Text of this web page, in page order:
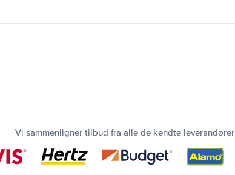
Vi sammenligner tilbud fra alle de kendte leverandører